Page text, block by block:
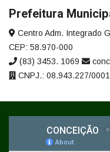
Prefeitura
Centro Adm. Integrado
CEP: 58.970-000
(83) 3453. 1069
CNPJ.: 08.943.227/